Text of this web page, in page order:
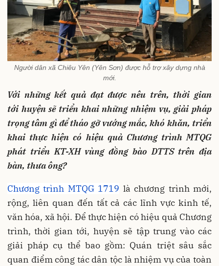
Người dân xã Chiêu Yên (Yên Sơn) được hỗ trợ xây dựng nhà
mới.
Với những kết quả đạt được nêu trên, thời gian
tới huyện sẽ triển khai những nhiệm vụ, giải pháp
trọng tâm gì để tháo gỡ vướng mắc, khó khăn, triển
khai thực hiện có hiệu quả Chương trình MTQG
phát triển KT-XH vùng đồng bào DTTS trên địa
bàn, thưa ông?
Chương trình MTQG 1719 là chương trình mới,
rộng, liên quan đến tất cả các lĩnh vực kinh tế,
văn hóa, xã hội. Để thực hiện có hiệu quả Chương
trình, thời gian tới, huyện sẽ tập trung vào các
giải pháp cụ thể bao gồm: Quán triệt sâu sắc
quan điểm công tác dân tộc là nhiệm vụ của toàn